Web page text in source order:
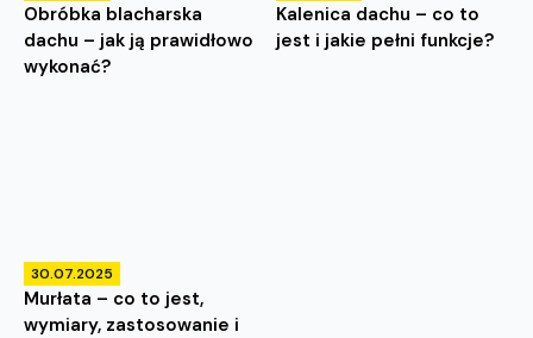
Obróbka blacharska
dachu – jak ją prawidłowo
wykonać?
Kalenica dachu – co to
jest i jakie pełni funkcje?
30.07.2025
Murłata – co to jest,
wymiary, zastosowanie i